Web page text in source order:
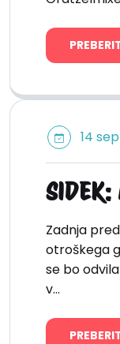
14
Zadnja
otroškega
se bo odvila
v…